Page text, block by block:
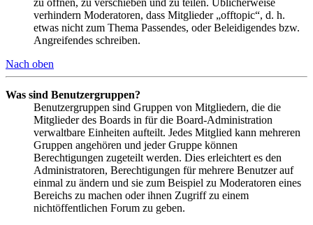
zu öffnen, zu verschieben und zu teilen. Üblicherweise
verhindern Moderatoren, dass Mitglieder „offtopic“, d. h.
etwas nicht zum Thema Passendes, oder Beleidigendes bzw.
Angreifendes schreiben.
Nach oben
Was sind Benutzergruppen?
Benutzergruppen sind Gruppen von Mitgliedern, die die
Mitglieder des Boards in für die Board-Administration
verwaltbare Einheiten aufteilt. Jedes Mitglied kann mehreren
Gruppen angehören und jeder Gruppe können
Berechtigungen zugeteilt werden. Dies erleichtert es den
Administratoren, Berechtigungen für mehrere Benutzer auf
einmal zu ändern und sie zum Beispiel zu Moderatoren eines
Bereichs zu machen oder ihnen Zugriff zu einem
nichtöffentlichen Forum zu geben.